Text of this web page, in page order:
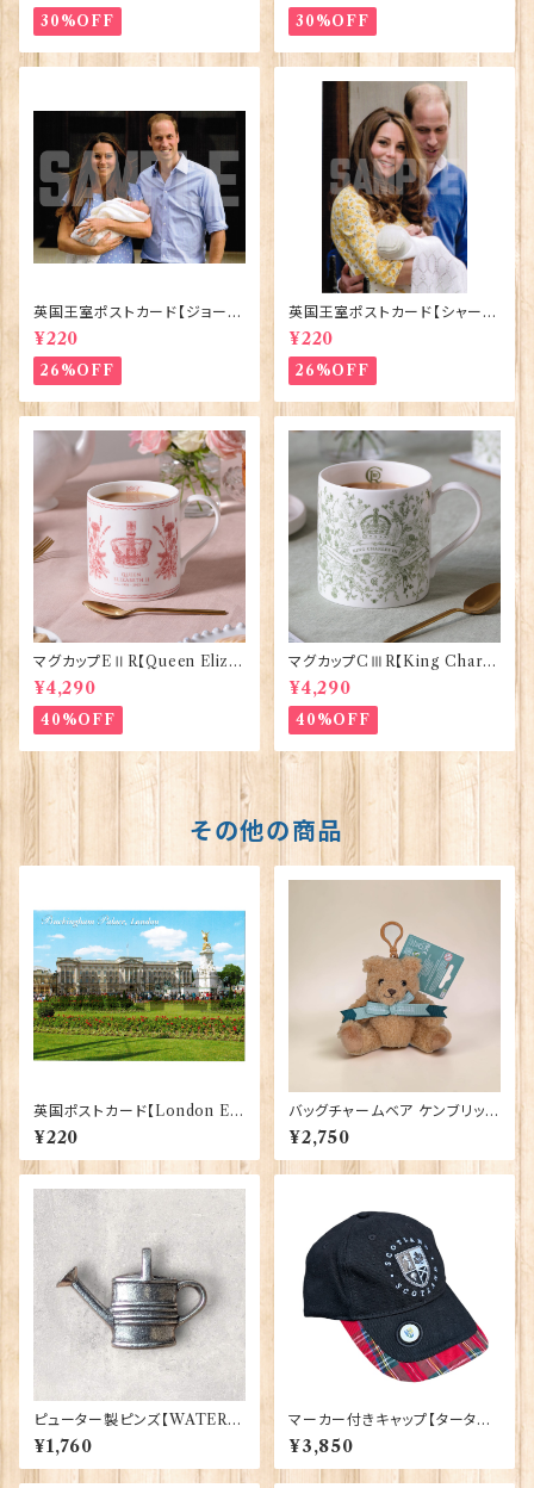
30%OFF
30%OFF
英国王室ポストカード【ジョージ
王子ご誕生】Pageantry Post
card 90183-JEF100
¥220
26%OFF
英国王室ポストカード【シャーロ
ット王女2】Pageantry Postca
rd 90183-JEF202
¥220
26%OFF
マグカップEⅡR【Queen Eliza
bethⅡ Commemorative】Vi
ctoria Eggs 50126
¥4,290
40%OFF
マグカップCⅢR【King Charle
sⅢ Coronation】Victoria E
ggs 50127
¥4,290
40%OFF
その他の商品
英国ポストカード【London E】
J.Salmon 90083-042
¥220
バッグチャームベア ケンブリッジ
大学 Elgate Products 904
28
¥2,750
ピューター製ピンズ【WATERI
NG CAN】Cadogan 90166-
XWTP165
¥1,760
マーカー付きキャップ【タータン】
00198
¥3,850